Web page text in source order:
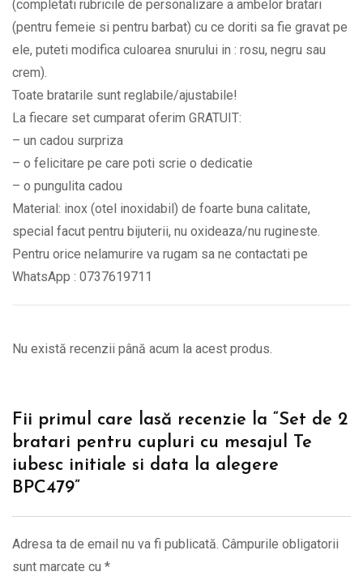
si
data
la
alegere
BPC479
quantity
(completati rubricile de personalizare a ambelor bratari
(pentru femeie si pentru barbat) cu ce doriti sa fie gravat pe
ele, puteti modifica culoarea snurului in : rosu, negru sau
crem).
Toate bratarile sunt reglabile/ajustabile!
La fiecare set cumparat oferim GRATUIT:
– un cadou surpriza
– o felicitare pe care poti scrie o dedicatie
– o pungulita cadou
Material: inox (otel inoxidabil) de foarte buna calitate,
special facut pentru bijuterii, nu oxideaza/nu rugineste.
Pentru orice nelamurire va rugam sa ne contactati pe
WhatsApp : 0737619711
Nu există recenzii până acum la acest produs.
Fii primul care lasă recenzie la “Set de 2
bratari pentru cupluri cu mesajul Te
iubesc initiale si data la alegere
BPC479”
Adresa ta de email nu va fi publicată. Câmpurile obligatorii
sunt marcate cu *